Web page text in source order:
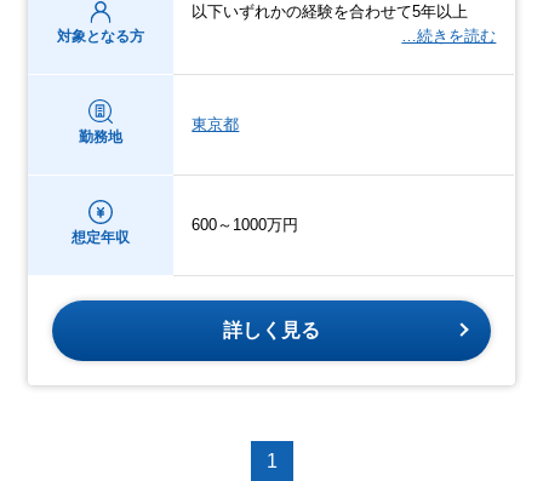
対象となる方
以下いずれかの経験を合わせて5年以上
…続きを読む
勤務地
東京都
想定年収
600～1000万円
詳しく見る
1